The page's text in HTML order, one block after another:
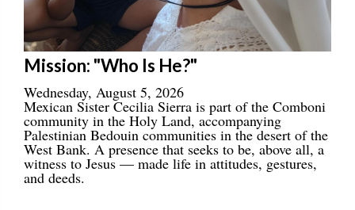
Mission: "Who Is He?"
Wednesday, August 5, 2026
Mexican Sister Cecilia Sierra is part of the Comboni
community in the Holy Land, accompanying
Palestinian Bedouin communities in the desert of the
West Bank. A presence that seeks to be, above all, a
witness to Jesus — made life in attitudes, gestures,
and deeds.